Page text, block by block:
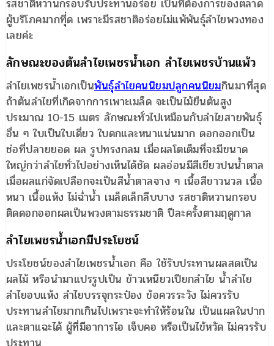
รสชาติหวานกรอบรับประทานอร่อย เป็นที่ต้องการของตลาด
ผู้บริโภคมากทีุ่ด เพราะมีรสชาติอร่อยไม่แพ้พันธุ์ลำไยพวงทอง
เลยค่ะ
ลักษณะของต้นลำไยเพชรน้ำเอก ลำไยเพชรบ้านแพ้ว
ลำไยเพชรน้ำเอกเป็นพันธุ์ลำไยคนนิยมปลูกคนนิยมกินมาที่สุด
ถ้าต้นลำไยที่เกิดจากการเพาะเมล็ด จะเป็นไม้ยืนต้นสูง
ประมาณ 10-15 เมตร ลักษณะทั่วไปเหมือนกับลำไยสายพันธุ์
อื่น ๆ ใบเป็นใบเดี่ยว ใบดกและหนาแน่นมาก ดอกออกเป็น
ช่อที่ปลายยอด ผล รูปทรงกลม เมื่อผลโตเต็มที่จะมีขนาด
ใหญ่กว่าลำไยทั่วไปอย่างเห็นได้ชัด ผลอ่อนมีสีเขียวปนน้ำตาล
เมื่อผลแก่จัดเปลือกจะเป็นสีน้ำตาลจาง ๆ เนื้อสีขาวนวล เนื้อ
หนา เนื้อแห้ง ไม่ฉ่ำน้ำ เมล็ดเล็กลีบบาง รสชาติหวานกรอบ
ติดดอกออกผลเป็นพวงตามธรรมชาติ ปีละครั้งตามฤดูกาล
ลำไยเพชรน้ำเอกมีประโยชน์
ประโยชน์ของลำไยเพชรน้ำเอก คือ ใช้รับประทานผลสดเป็น
ผลไม้ หรือนำมาแปรรูปเป็น ข้าวเหนียวเปียกลำไย น้ำลำไย
ลำไยอบแห้ง ลำไยบรรจุกระป๋อง ข้อควรระวัง ไม่ควรรับ
ประทานลำไยมากเกินไปเพราะจะทำให้ร้อนใน เป็นแผลในปาก
และตาแฉะได้ ผู้ที่มีอาการไอ เจ็บคอ หรือเป็นไข้หวัด ไม่ควรรับ